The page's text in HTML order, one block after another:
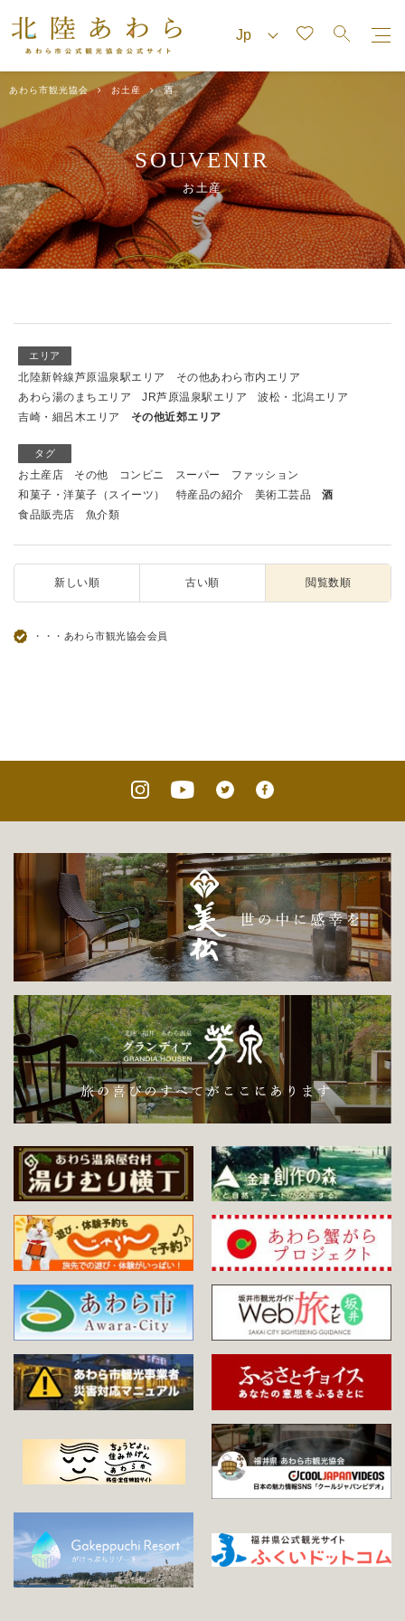
あわら市観光協会 お土産 酒
SOUVENIR
お土産
エリア
北陸新幹線芦原温泉駅エリア
その他あわら市内エリア
あわら湯のまちエリア
JR芦原温泉駅エリア
波松・北潟エリア
吉崎・細呂木エリア
その他近郊エリア
タグ
お土産店 その他 コンビニ スーパー
ファッション
和菓子・洋菓子（スイーツ）
特産品の紹介 美術工芸品
酒
食品販売店
魚介類
新しい順 古い順 閲覧数順
・・・あわら市観光協会会員